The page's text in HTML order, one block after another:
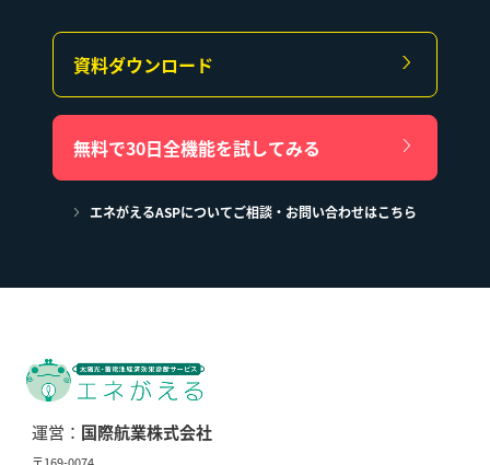
資料ダウンロード
無料で30日全機能を試してみる
エネがえるASPについてご相談・お問い合わせはこちら
運営： 国際航業株式会社